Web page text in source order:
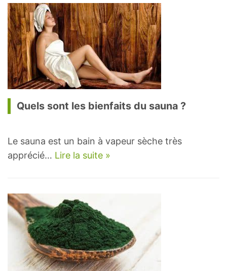
Quels sont les bienfaits du sauna ?
Le sauna est un bain à vapeur sèche très
apprécié… Lire la suite »